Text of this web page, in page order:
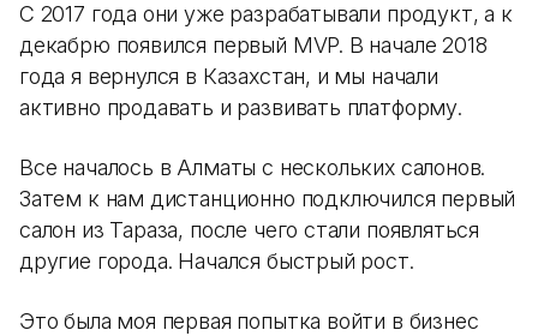
С 2017 года они уже разрабатывали продукт, а к
декабрю появился первый MVP. В начале 2018
года я вернулся в Казахстан, и мы начали
активно продавать и развивать платформу.
Все началось в Алматы с нескольких салонов.
Затем к нам дистанционно подключился первый
салон из Тараза, после чего стали появляться
другие города. Начался быстрый рост.
Это была моя первая попытка войти в бизнес